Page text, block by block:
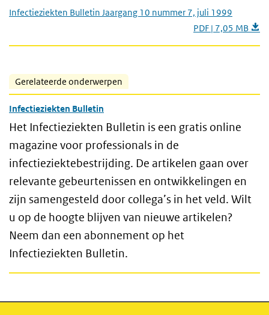
Infectieziekten Bulletin Jaargang 10 nummer 7, juli 1999
PDF | 7,05 MB
Gerelateerde onderwerpen
Infectieziekten Bulletin
Het Infectieziekten Bulletin is een gratis online
magazine voor professionals in de
infectieziektebestrijding. De artikelen gaan over
relevante gebeurtenissen en ontwikkelingen en
zijn samengesteld door collega’s in het veld. Wilt
u op de hoogte blijven van nieuwe artikelen?
Neem dan een abonnement op het
Infectieziekten Bulletin.